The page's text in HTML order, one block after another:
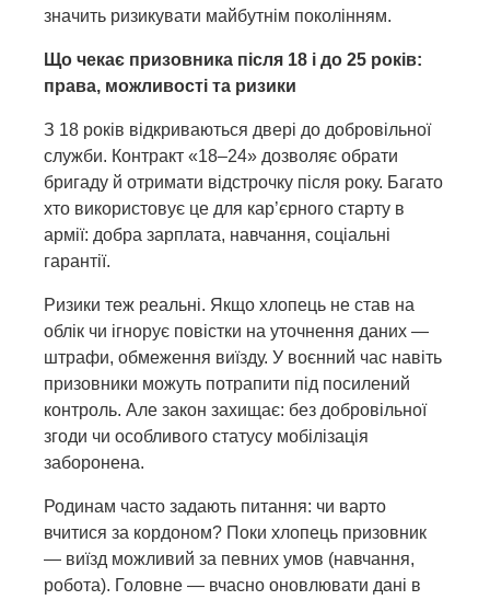
значить ризикувати майбутнім поколінням.
Що чекає призовника після 18 і до 25 років:
права, можливості та ризики
З 18 років відкриваються двері до добровільної
служби. Контракт «18–24» дозволяє обрати
бригаду й отримати відстрочку після року. Багато
хто використовує це для кар’єрного старту в
армії: добра зарплата, навчання, соціальні
гарантії.
Ризики теж реальні. Якщо хлопець не став на
облік чи ігнорує повістки на уточнення даних —
штрафи, обмеження виїзду. У воєнний час навіть
призовники можуть потрапити під посилений
контроль. Але закон захищає: без добровільної
згоди чи особливого статусу мобілізація
заборонена.
Родинам часто задають питання: чи варто
вчитися за кордоном? Поки хлопець призовник
— виїзд можливий за певних умов (навчання,
робота). Головне — вчасно оновлювати дані в